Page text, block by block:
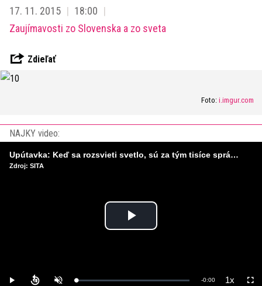
17. 11. 2015
18:00
Zaujímavosti zo Slovenska a zo sveta
Zdieľať
Foto: i.imgur.com
NAJKY video:
Play
Play UnmuteLoaded:
Remaining
-0:00 1xPlayback
Upútavka: Keď sa rozsvieti svetlo, sú za tým tisíce správnych rozhodnutí. Ako vzniká infraštruktúra, ktorú nevnímame?
Zdroj: SITA